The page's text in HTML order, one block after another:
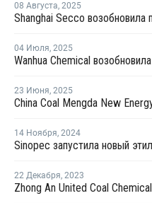
08 Августа, 2025
04 Июля, 2025
23 Июня, 2025
14 Ноября, 2024
22 Декабря, 2023